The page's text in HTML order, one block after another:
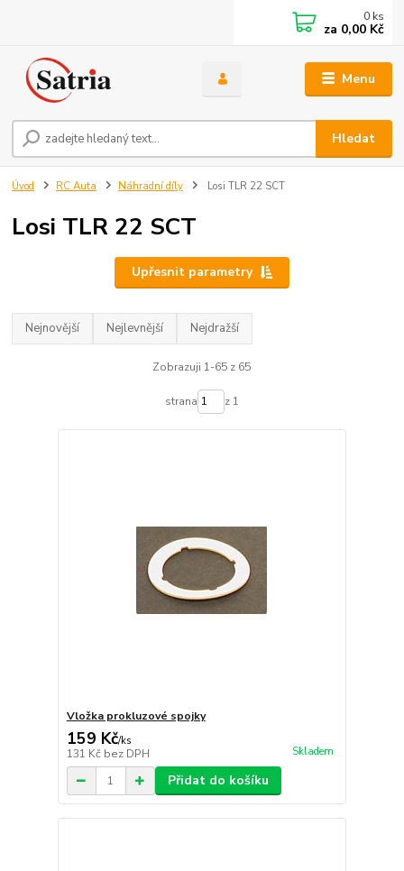
Menu
Hledat
0 ks
za 0,00 Kč
Úvod RC Auta Náhradní díly Losi TLR 22 SCT
Losi TLR 22 SCT
Upřesnit parametry
Nejnovější Nejlevnější Nejdražší
Zobrazuji 1-65 z 65
strana z 1
Vložka prokluzové spojky
159 Kč/ks
131 Kč bez DPH Skladem
Přidat do košíku